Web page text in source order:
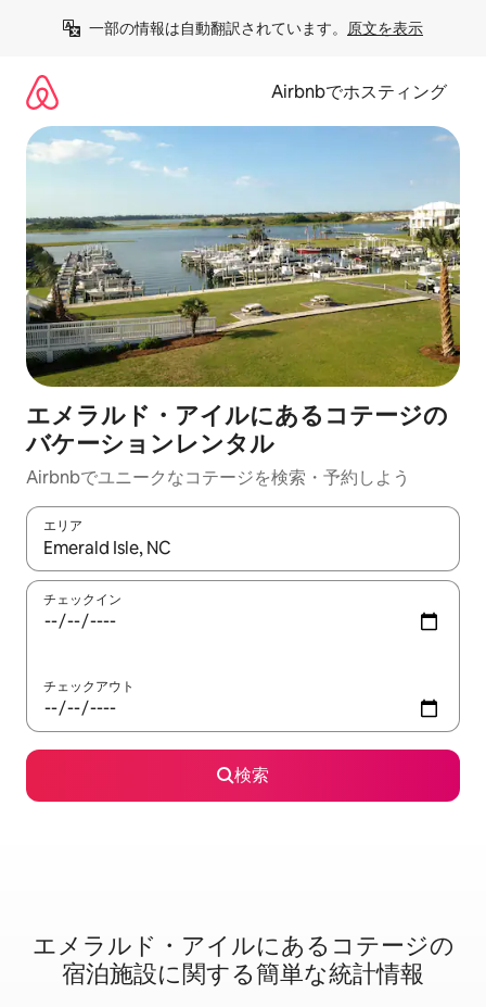
一部の情報は自動翻訳されています。 原文を表示
Airbnbでホスティング
エメラルド・アイルにあるコテージの
バケーションレンタル
Airbnbでユニークなコテージを検索・予約しよう
エリア
検索結果が表示されたら、上下の矢印キーを使って移動するか
チェックイン
チェックアウト
検索
エメラルド・アイルに⁠あ⁠るコ⁠テ⁠ー⁠ジ⁠の
宿⁠泊⁠施⁠設⁠に関⁠す⁠る簡⁠単⁠な統⁠計⁠情⁠報